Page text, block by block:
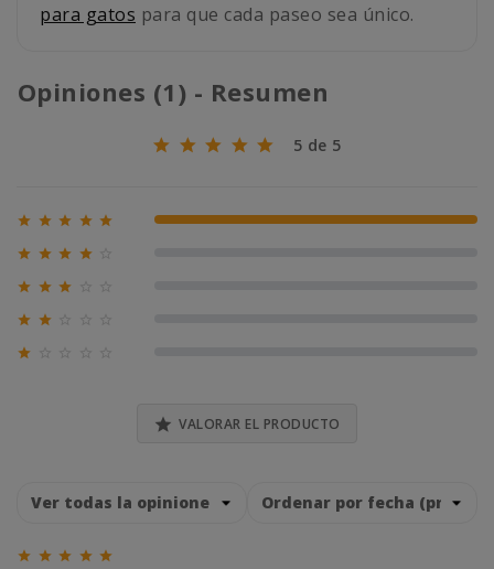
para gatos para que cada paseo sea único.
Opiniones (1) - Resumen
5 de 5
     100% (1)
   
  
 

 VALORAR EL PRODUCTO
    